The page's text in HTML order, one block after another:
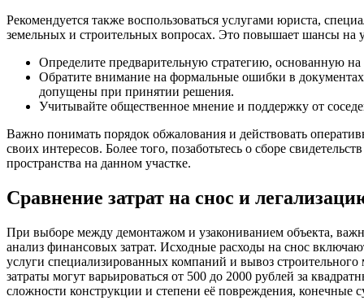
Рекомендуется также воспользоваться услугами юриста,
земельных и строительных вопросах. Это повышает шансы на
Определите предварительную стратегию, основанную
Обратите внимание на формальные ошибки в
допущены при принятии решения.
Учитывайте общественное мнение и поддержку от
Важно понимать порядок обжалования и действовать
своих интересов. Более того, позаботьтесь о сборе
пространства на данном участке.
Сравнение затрат на снос и
При выборе между демонтажом и узакониванием объекта,
анализ финансовых затрат. Исходные расходы на снос
услуги специализированных компаний и вывоз строительного
затраты могут варьироваться от 500 до 2000 рублей за
сложности конструкции и степени её повреждения, конечные